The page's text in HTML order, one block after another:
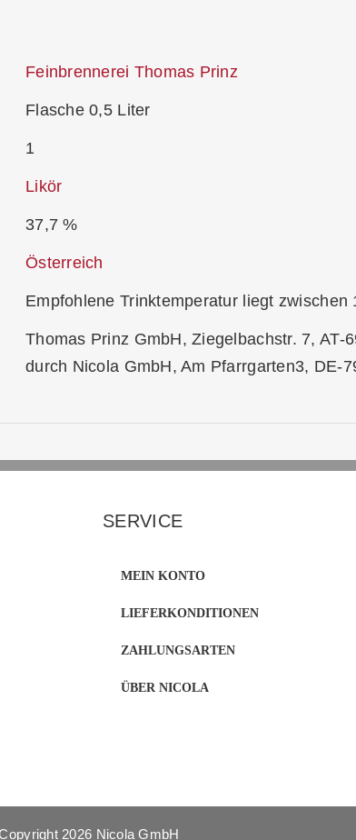
Feinbrennerei Thomas Prinz
Flasche 0,5 Liter
1
Likör
37,7 %
Österreich
Empfohlene Trinktemperatur liegt zwischen
Thomas Prinz GmbH, Ziegelbachstr. 7, AT-
durch Nicola GmbH, Am Pfarrgarten3, DE-
SERVICE
MEIN KONTO
LIEFERKONDITIONEN
ZAHLUNGSARTEN
ÜBER NICOLA
2026 Nicola GmbH